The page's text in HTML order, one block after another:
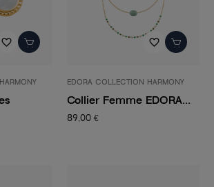
favorite_border favorite_border
EDORA COLLECTION HARMONY
Collier Femme EDORA...
89,00 €